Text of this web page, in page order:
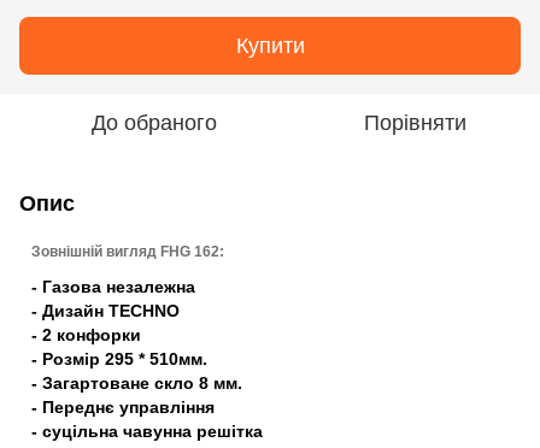
Купити
До обраного Порівняти
Опис
Зовнішній вигляд FHG 162:
- Газова незалежна
- Дизайн TECHNO
- 2 конфорки
- Розмір 295 * 510мм.
- Загартоване скло 8 мм.
- Переднє управління
- суцільна чавунна решітка